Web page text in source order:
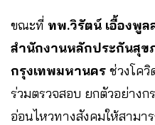
ขณะที่ ทพ.วิรัตน์ เอื้องพู
สำนักงานหลักประกันสุข
กรุงเทพมหานคร ช่วงโค
ร่วมตรวจสอบ ยกตัวอย่าง
อ่อนไหวทางสังคมให้สามา